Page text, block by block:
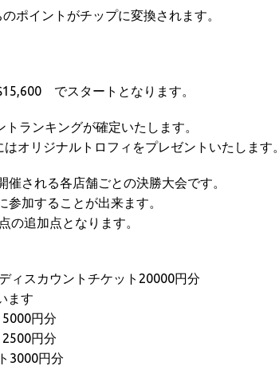
ポイントがチップに変換されます。
でスタートとなります。
ランキングが確定いたします。
オリジナルトロフィをプレゼントいたします。
催される各店舗ごとの決勝大会です。
参加することが出来ます。
の追加点となります。
ィスカウントチケット20000円分
ます
円分
円分
3000円分